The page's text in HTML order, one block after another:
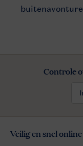
Controle
Veilig en snel